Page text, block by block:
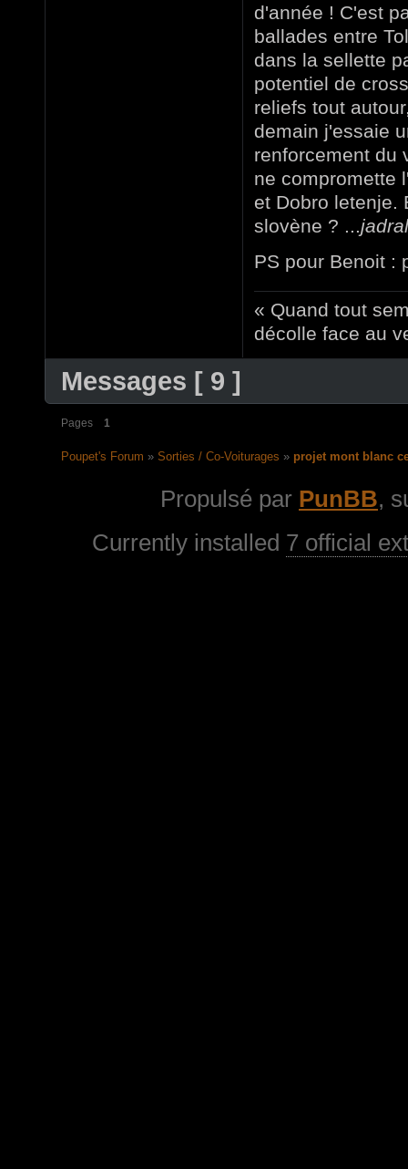
d'année ! C'est
ballades entre
dans la sellette
potentiel de
reliefs tout
demain j'essaie
renforcement du
ne compromette
et Dobro letenje.
slovène ? ...
PS pour Benoit :
« Quand tout
décolle face au
Messages [ 9 ]
Pages 1
Poupet's Forum »Sorties / Co-Voiturages » projet mont blanc
Propulsé par PunBB,
Currently installed 7 official